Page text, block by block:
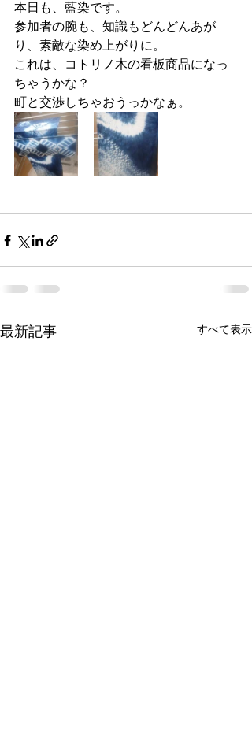
本日も、藍染です。
参加者の腕も、知識もどんどんあが
り、素敵な染め上がりに。
これは、コトリノ木の看板商品になっ
ちゃうかな？
町と交渉しちゃおうっかなぁ。
最新記事 すべて表示